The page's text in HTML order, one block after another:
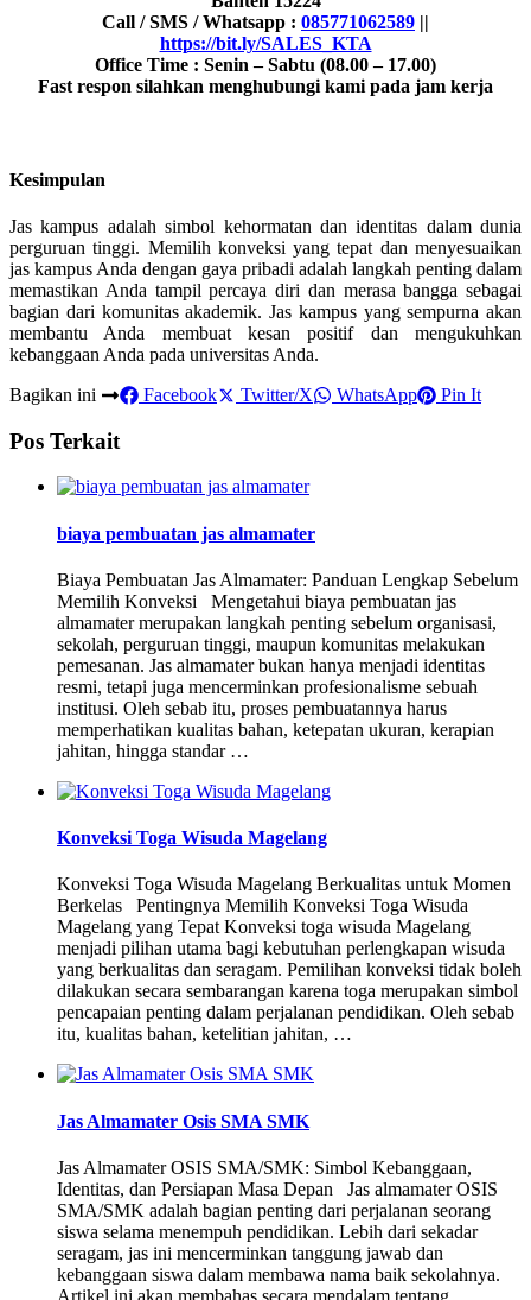
Call / SMS / Whatsapp : 085771062589 ||
https://bit.ly/SALES_KTA
Office Time : Senin – Sabtu (08.00 – 17.00)
Fast respon silahkan menghubungi kami pada jam kerja
Kesimpulan
Jas kampus adalah simbol kehormatan dan identitas dalam dunia
perguruan tinggi. Memilih konveksi yang tepat dan menyesuaikan
jas kampus Anda dengan gaya pribadi adalah langkah penting dalam
memastikan Anda tampil percaya diri dan merasa bangga sebagai
bagian dari komunitas akademik. Jas kampus yang sempurna akan
membantu Anda membuat kesan positif dan mengukuhkan
kebanggaan Anda pada universitas Anda.
Bagikan ini
Facebook Twitter/X WhatsApp Pin It
Pos Terkait
biaya pembuatan jas almamater
Biaya Pembuatan Jas Almamater: Panduan Lengkap Sebelum
Memilih Konveksi Mengetahui biaya pembuatan jas
almamater merupakan langkah penting sebelum organisasi,
sekolah, perguruan tinggi, maupun komunitas melakukan
pemesanan. Jas almamater bukan hanya menjadi identitas
resmi, tetapi juga mencerminkan profesionalisme sebuah
institusi. Oleh sebab itu, proses pembuatannya harus
memperhatikan kualitas bahan, ketepatan ukuran, kerapian
jahitan, hingga standar …
Konveksi Toga Wisuda Magelang
Konveksi Toga Wisuda Magelang Berkualitas untuk Momen
Berkelas Pentingnya Memilih Konveksi Toga Wisuda
Magelang yang Tepat Konveksi toga wisuda Magelang
menjadi pilihan utama bagi kebutuhan perlengkapan wisuda
yang berkualitas dan seragam. Pemilihan konveksi tidak boleh
dilakukan secara sembarangan karena toga merupakan simbol
pencapaian penting dalam perjalanan pendidikan. Oleh sebab
itu, kualitas bahan, ketelitian jahitan, …
Jas Almamater Osis SMA SMK
Jas Almamater OSIS SMA/SMK: Simbol Kebanggaan,
Identitas, dan Persiapan Masa Depan Jas almamater OSIS
SMA/SMK adalah bagian penting dari perjalanan seorang
siswa selama menempuh pendidikan. Lebih dari sekadar
seragam, jas ini mencerminkan tanggung jawab dan
kebanggaan siswa dalam membawa nama baik sekolahnya.
Artikel ini akan membahas secara mendalam tentang